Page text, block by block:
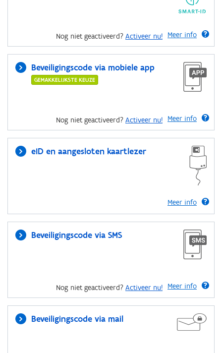
Meer info
Nog niet geactiveerd? Activeer nu!
Beveiligingscode via mobiele app
GEMAKKELIJKSTE KEUZE
Meer info
Nog niet geactiveerd? Activeer nu!
eID en aangesloten kaartlezer
Meer info
Beveiligingscode via SMS
Meer info
Nog niet geactiveerd? Activeer nu!
Beveiligingscode via mail